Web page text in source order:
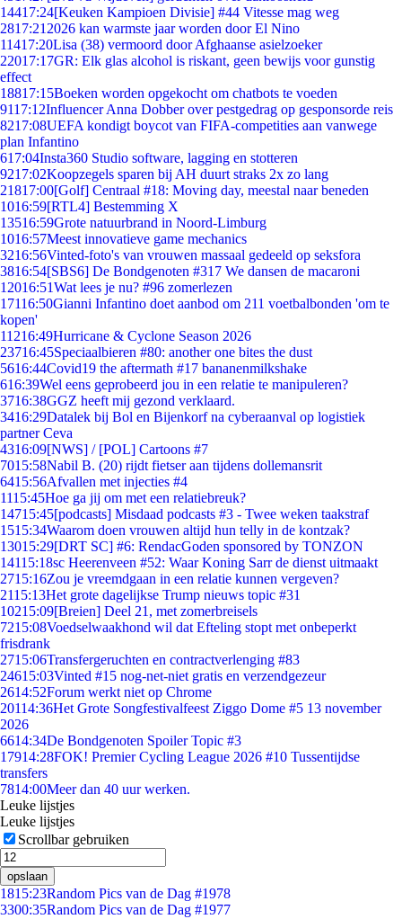
14417:24[Keuken Kampioen Divisie] #44 Vitesse mag weg
2817:21 2026 kan warmste jaar worden door El Nino
11417:20Lisa (38) vermoord door Afghaanse asielzoeker
22017:17GR: Elk glas alcohol is riskant, geen bewijs voor gunstig
effect
18817:15Boeken worden opgekocht om chatbots te voeden
9117:12Influencer Anna Dobber over pestgedrag op gesponsorde reis
8217:08UEFA kondigt boycot van FIFA-competities aan vanwege
plan Infantino
617:04Insta360 Studio software, lagging en stotteren
9217:02Koopzegels sparen bij AH duurt straks 2x zo lang
21817:00[Golf] Centraal #18: Moving day, meestal naar beneden
1016:59[RTL4] Bestemming X
13516:59Grote natuurbrand in Noord-Limburg
1016:57Meest innovatieve game mechanics
3216:56Vinted-foto's van vrouwen massaal gedeeld op seksfora
3816:54[SBS6] De Bondgenoten #317 We dansen de macaroni
12016:51Wat lees je nu? #96 zomerlezen
17116:50Gianni Infantino doet aanbod om 211 voetbalbonden 'om te
kopen'
11216:49Hurricane & Cyclone Season 2026
23716:45Speciaalbieren #80: another one bites the dust
5616:44Covid19 the aftermath #17 bananenmilkshake
616:39Wel eens geprobeerd jou in een relatie te manipuleren?
3716:38GGZ heeft mij gezond verklaard.
3416:29Datalek bij Bol en Bijenkorf na cyberaanval op logistiek
partner Ceva
4316:09[NWS] / [POL] Cartoons #7
7015:58Nabil B. (20) rijdt fietser aan tijdens dollemansrit
6415:56Afvallen met injecties #4
1115:45Hoe ga jij om met een relatiebreuk?
14715:45[podcasts] Misdaad podcasts #3 - Twee weken taakstraf
1515:34Waarom doen vrouwen altijd hun telly in de kontzak?
13015:29[DRT SC] #6: RendacGoden sponsored by TONZON
14115:18sc Heerenveen #52: Waar Koning Sarr de dienst uitmaakt
2715:16Zou je vreemdgaan in een relatie kunnen vergeven?
2115:13Het grote dagelijkse Trump nieuws topic #31
10215:09[Breien] Deel 21, met zomerbreisels
7215:08Voedselwaakhond wil dat Efteling stopt met onbeperkt
frisdrank
2715:06Transfergeruchten en contractverlenging #83
24615:03Vinted #15 nog-net-niet gratis en verzendgezeur
2614:52Forum werkt niet op Chrome
20114:36Het Grote Songfestivalfeest Ziggo Dome #5 13 november
2026
6614:34De Bondgenoten Spoiler Topic #3
17914:28FOK! Premier Cycling League 2026 #10 Tussentijdse
transfers
7814:00Meer dan 40 uur werken.
Leuke lijstjes
Leuke lijstjes
Scrollbar gebruiken
opslaan
1815:23Random Pics van de Dag #1978
3300:35Random Pics van de Dag #1977